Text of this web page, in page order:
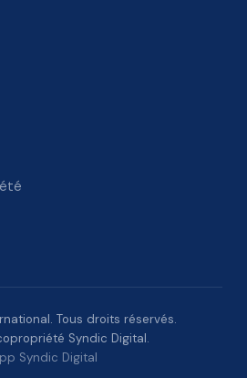
Tous droits réservés.
Syndic Digital.
Syndic Digital